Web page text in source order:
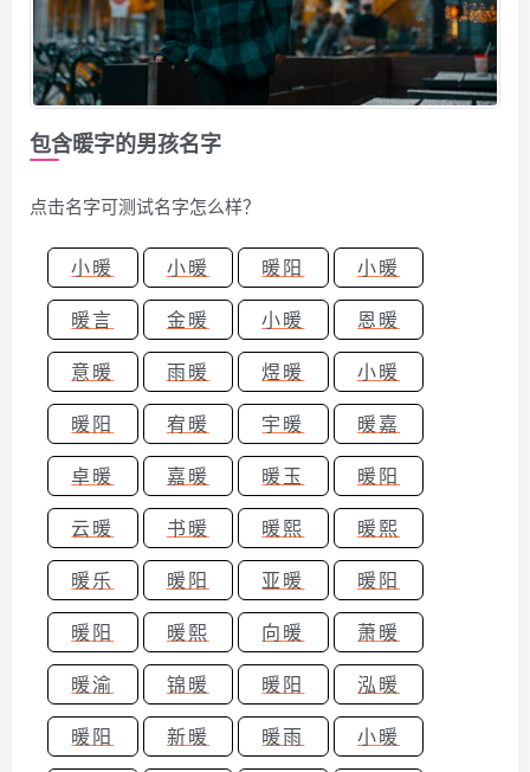
包含暖字的男孩名字
点击名字可测试名字怎么样？
小暖 小暖 暖阳
小暖
暖言
金暖 小暖
恩暖
意暖
雨暖 煜暖
小暖
暖阳
宥暖 宇暖
暖嘉
卓暖
嘉暖 暖玉
暖阳
云暖
书暖 暖熙
暖熙
暖乐
暖阳 亚暖
暖阳
暖阳
暖熙 向暖
萧暖
暖渝
锦暖 暖阳
泓暖
暖阳
新暖 暖雨
小暖